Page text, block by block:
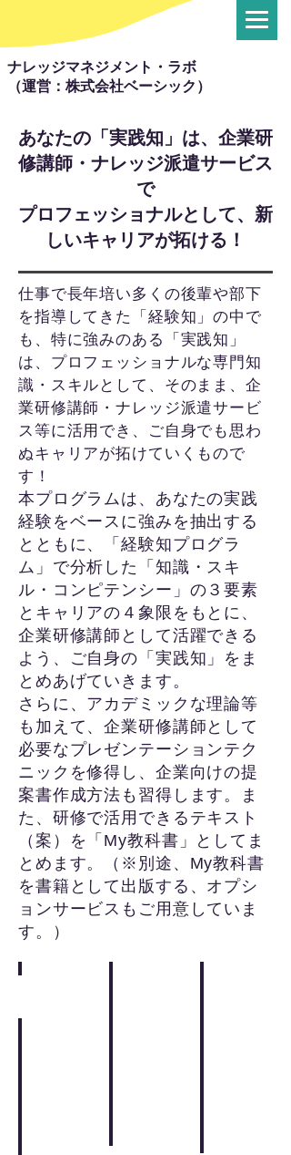
ナレッジマネジメント・ラボ
（運営：株式会社ベーシック）
あなたの「実践知」は、企業研
修講師・ナレッジ派遣サービス
で
プロフェッショナルとして、新
しいキャリアが拓ける！
仕事で長年培い多くの後輩や部下
を指導してきた「経験知」の中で
も、特に強みのある「実践知」
は、プロフェッショナルな専門知
識・スキルとして、そのまま、企
業研修講師・ナレッジ派遣サービ
ス等に活用でき、ご自身でも思わ
ぬキャリアが拓けていくもので
す！
本プログラムは、あなたの実践
経験をベースに強みを抽出する
とともに、「経験知プログラ
ム」で分析した「知識・スキ
ル・コンピテンシー」の３要素
とキャリアの４象限をもとに、
企業研修講師として活躍できる
よう、ご自身の「実践知」をま
とめあげていきます。
さらに、アカデミックな理論等
も加えて、企業研修講師として
必要なプレゼンテーションテク
ニックを修得し、企業向けの提
案書作成方法も習得します。ま
た、研修で活用できるテキスト
（案）を「My教科書」としてま
とめます。（※別途、My教科書
を書籍として出版する、オプシ
ョンサービスもご用意していま
す。）